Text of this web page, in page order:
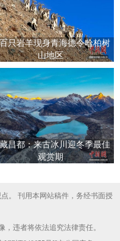
只岩羊现身青海德令哈柏树
山地区
昌都：来古冰川迎冬季最佳
观赏期
。 刊用本网站稿件，务经书面授
违者将依法追究法律责任。